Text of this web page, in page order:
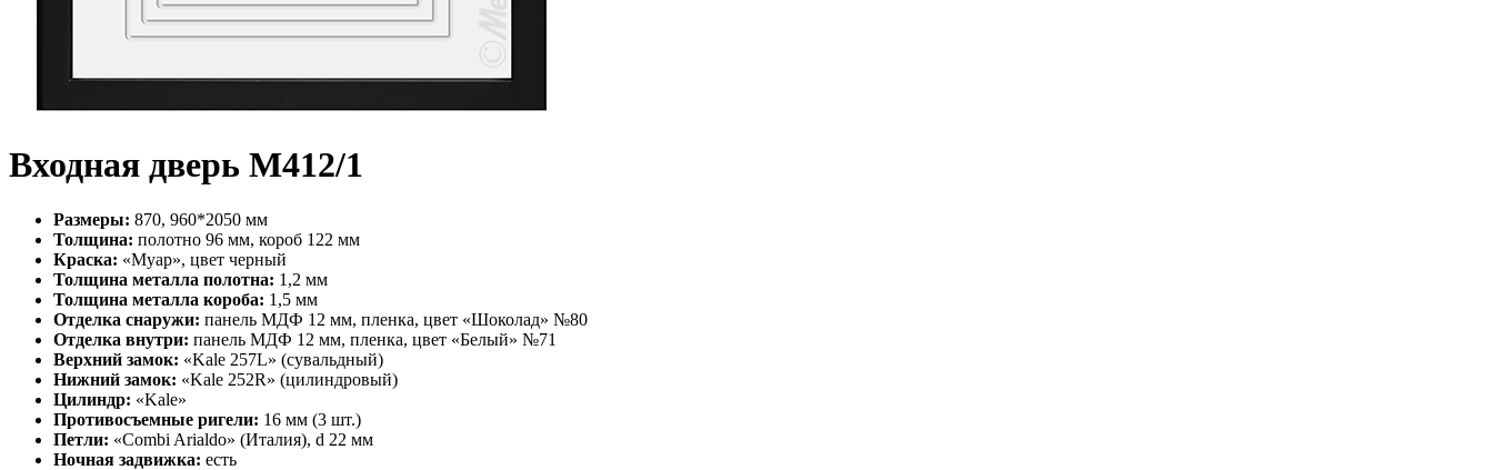
Входная дверь М412/1
Размеры: 870, 960*2050 мм
Толщина: полотно 96 мм, короб 122 мм
Краска: «Муар», цвет черный
Толщина металла полотна: 1,2 мм
Толщина металла короба: 1,5 мм
Отделка снаружи: панель МДФ 12 мм, пленка, цвет «Шоколад» №80
Отделка внутри: панель МДФ 12 мм, пленка, цвет «Белый» №71
Верхний замок: «Kale 257L» (сувальдный)
Нижний замок: «Kale 252R» (цилиндровый)
Цилиндр: «Kale»
Противосъемные ригели: 16 мм (3 шт.)
Петли: «Combi Arialdo» (Италия), d 22 мм
Ночная задвижка: есть